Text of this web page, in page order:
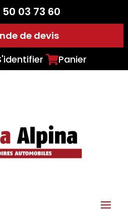
03 73 60
de devis
Panier